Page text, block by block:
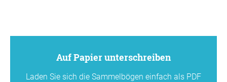
Auf Papier unterschreiben
Laden Sie sich die Sammelbögen einfach als PDF